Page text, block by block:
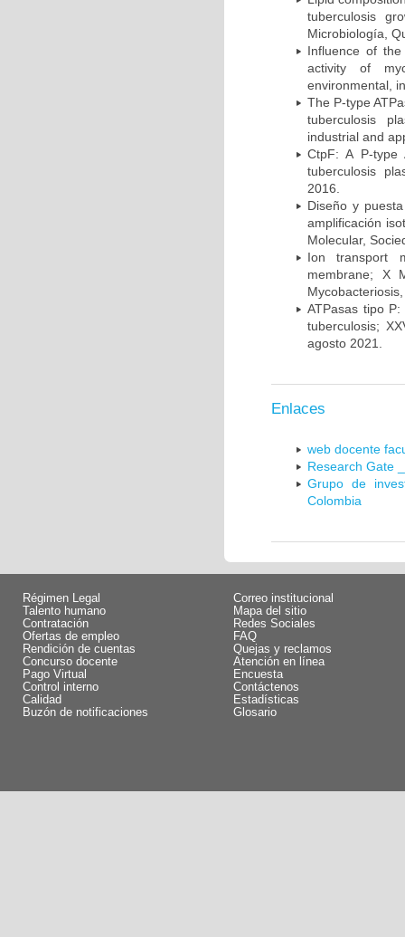
tuberculosis
Microbiología,
Influence of the
activity of
environmental,
The P-type
tuberculosis
industrial and
CtpF: A P-type
tuberculosis
2016.
Diseño y
amplificación
Molecular,
Ion transport
membrane; X
ATPasas tipo
tuberculosis;
agosto 2021.
Enlaces
web docente
Research Gate
Grupo de
Colombia
Régimen Legal
Talento humano
Contratación
Ofertas de empleo
Rendición de cuentas
Concurso docente
Pago Virtual
Control interno
Calidad
Buzón de notificaciones
Correo institucional
Mapa del sitio
Redes Sociales
FAQ
Quejas y reclamos
Atención en línea
Encuesta
Contáctenos
Estadísticas
Glosario